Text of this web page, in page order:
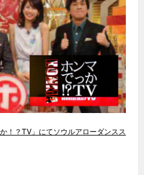
！？TV」にてソウルアローダンスス